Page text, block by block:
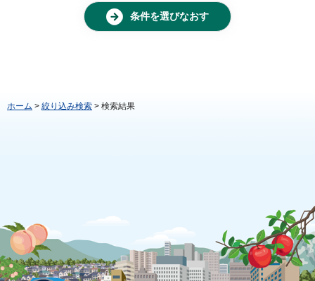
条件を選びなおす
ホーム > 絞り込み検索 > 検索結果